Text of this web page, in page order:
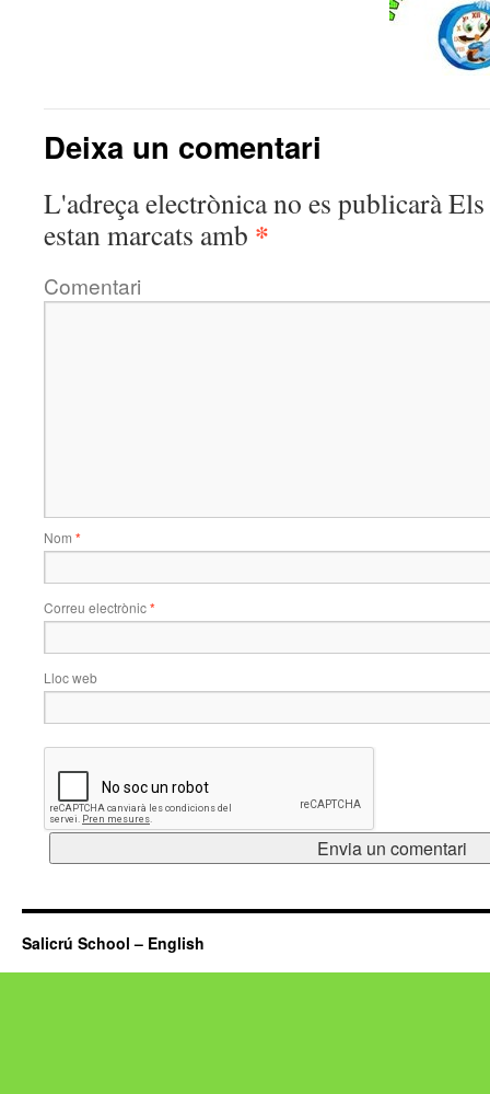
Deixa un comentari
L'adreça electrònica no es publicaràEls
estan marcats amb *
Comentari
Nom *
Correu electrònic*
Lloc web
Salicrú School – English